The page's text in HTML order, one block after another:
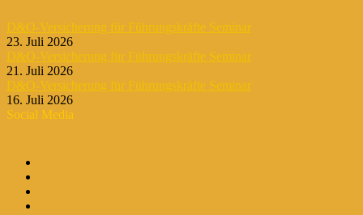
D&O-Versicherung für Führungskräfte Seminar
23. Juli 2026
D&O-Versicherung für Führungskräfte Seminar
21. Juli 2026
D&O-Versicherung für Führungskräfte Seminar
16. Juli 2026
Social Media